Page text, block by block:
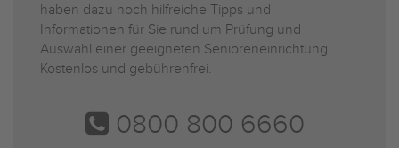
haben dazu noch hilfreiche Tipps und
Informationen für Sie rund um Prüfung und
Auswahl einer geeigneten Senioreneinrichtung.
Kostenlos und gebührenfrei.
0800 800 6660